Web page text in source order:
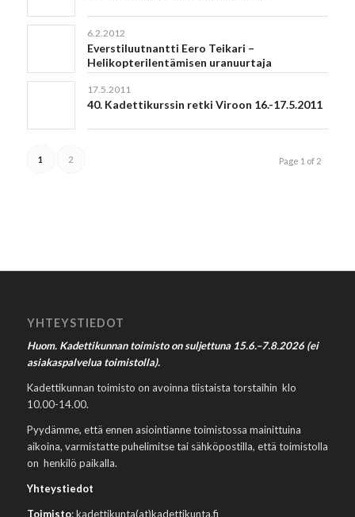
6.2.2012
Everstiluutnantti Eero Teikari –
Helikopterilentämisen uranuurtaja
17.5.2011
40. Kadettikurssin retki Viroon 16.-17.5.2011
Page 1 of 2
1 2
YHTEYSTIEDOT
Huom. Kadettikunnan toimisto on suljettuna 15.6.–7.8.2026 (ei
asiakaspalvelua toimistolla).
Kadettikunnan toimisto on avoinna tiistaista torstaihin klo
10.00-14.00.
Pyydämme, että ennen asiointianne toimistossa mainittuina
aikoina, varmistatte puhelimitse tai sähköpostilla, että toimistolla
on henkilö paikalla.
Yhteystiedot
Toimisto: kadettikunta(at)kadettikunta.fi